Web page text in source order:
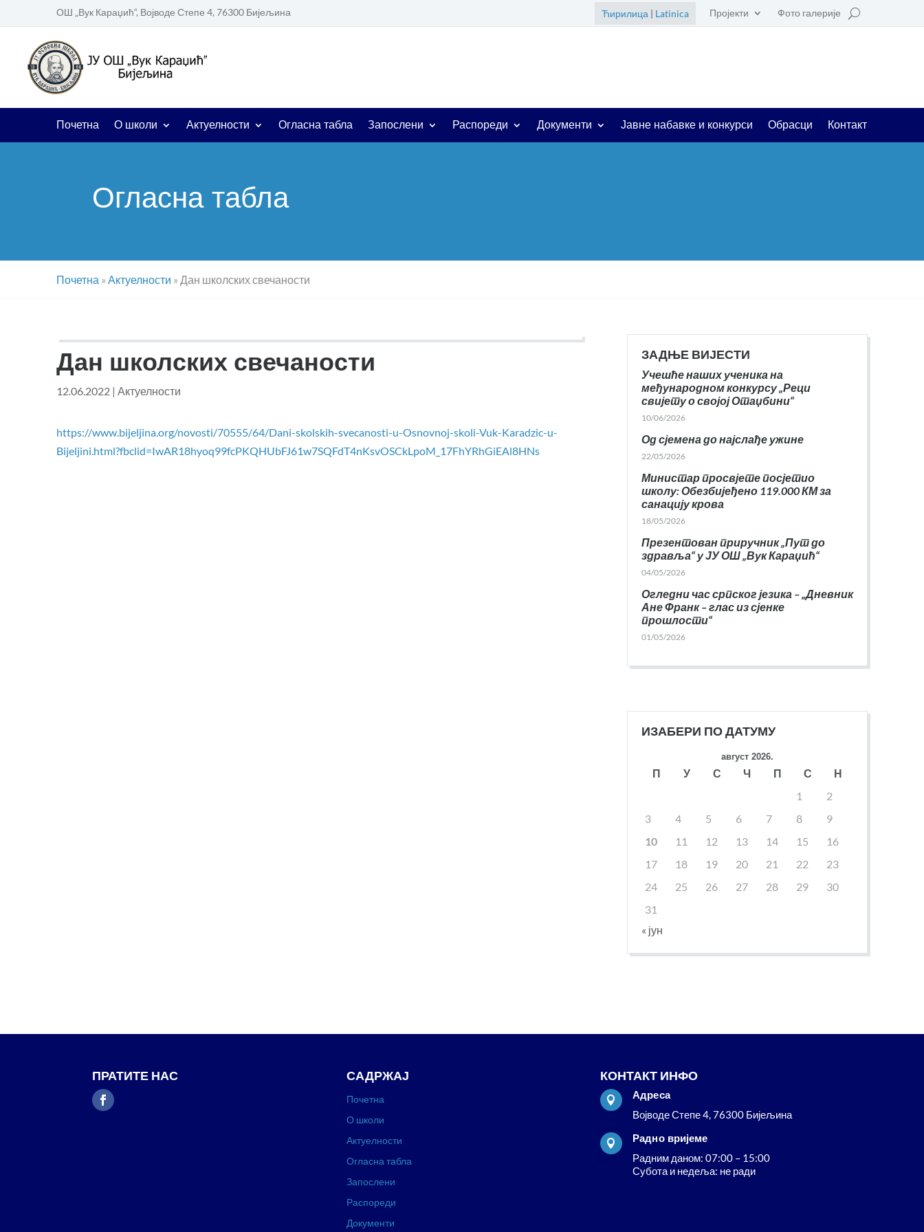
ОШ „Вук Караџић“, Војводе Степе 4, 76300 Бијељина Пројекти Фото галерије
Ћирилица | Latinica
Почетна О школи Актуелности Огласна табла Запослени Распореди Документи Јавне набавке и конкурси Обрасци Контакт
Огласна табла
Почетна » Актуелности » Дан школских свечаности
Дан школских свечаности
12.06.2022 | Актуелности
https://www.bijeljina.org/novosti/70555/64/Dani-skolskih-svecanosti-u-Osnovnoj-skoli-Vuk-Karadzic-u-
Bijeljini.html?fbclid=IwAR18hyoq99fcPKQHUbFJ61w7SQFdT4nKsvOSCkLpoM_17FhYRhGiEAl8HNs
ЗАДЊЕ ВИЈЕСТИ
Учешће наших ученика на
међународном конкурсу „Реци
свијету о својој Отаџбини“
10/06/2026
Од сјемена до најслађе ужине
22/05/2026
Министар просвјете посјетио
школу: Обезбијеђено 119.000 КМ за
санацију крова
18/05/2026
Презентован приручник „Пут до
здравља“ у ЈУ ОШ „Вук Караџић“
04/05/2026
Огледни час српског језика – „Дневник
Ане Франк – глас из сјенке
прошлости“
01/05/2026
ИЗАБЕРИ ПО ДАТУМУ
август 2026.
П У С Ч П С
Н
1
2
3
4 5 6 7 8
9
10
11 12 13 14 15
16
17
18 19 20 21 22
23
24
25 26 27 28 29
30
31
« јун
ПРАТИТЕ НАС САДРЖАЈ
Почетна
О школи
Актуелности
Огласна табла
Запослени
Распореди
Документи
КОНТАКТ ИНФО

Адреса
Војводе Степе 4, 76300 Бијељина

Радно вријеме
Радним даном: 07:00 – 15:00
Субота и недеља: не ради